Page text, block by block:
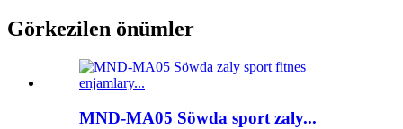
Görkezilen önümler
MND-MA05 Söwda sport zaly...